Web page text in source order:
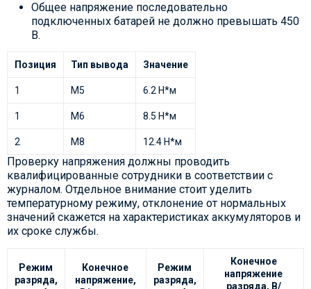
Общее напряжение последовательно
подключенных батарей не должно превышать 450
В.
Позиция Тип вывода Значение
1 М5 6.2 Н*м
1 М6 8.5 Н*м
2 М8 12.4 Н*м
Проверку напряжения должны проводить
квалифицированные сотрудники в соответствии с
журналом. Отдельное внимание стоит уделить
температурному режиму, отклонение от нормальных
значений скажется на характеристиках аккумуляторов и
их сроке службы.
Режим
разряда,
Конечное
напряжение,
Режим
разряда,
Конечное
напряжение
разряда, В/